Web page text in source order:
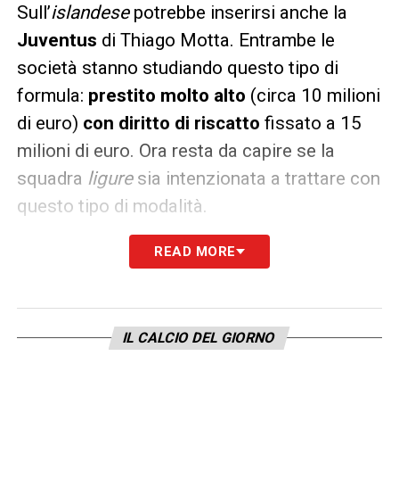
Sull’islandesepotrebbe inserirsi anche la
Juventus di Thiago Motta. Entrambe le
società stanno studiando questo tipo di
formula: prestito molto alto (circa 10 milioni
di euro) con diritto di riscatto fissato a 15
milioni di euro. Ora resta da capire se la
squadra ligure sia intenzionata a trattare con
questo tipo di modalità.
LA PLAYLIST DELLE NOSTRE TOP NEWS
READ MORE
IL CALCIO DEL GIORNO